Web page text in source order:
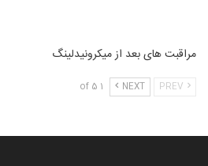
مراقبت های بعد از میکرونیدلینگ
NEXT
1 of 5